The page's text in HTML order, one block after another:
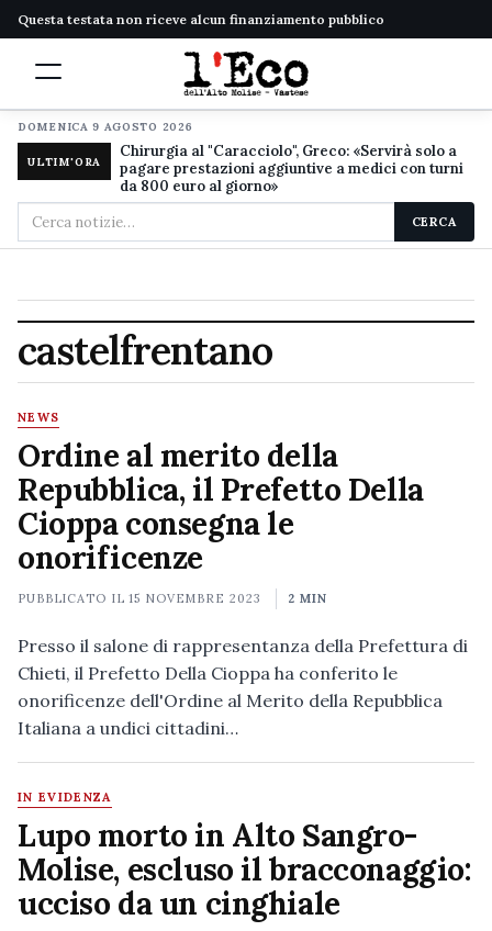
Questa testata non riceve alcun finanziamento pubblico
DOMENICA 9 AGOSTO 2026
ULTIM'ORA
Chirurgia al "Caracciolo", Greco: «Servirà solo a
pagare prestazioni aggiuntive a medici con turni
da 800 euro al giorno»
Cerca
nel
CERCA
castelfrentano
NEWS
Ordine al merito della
Repubblica, il Prefetto Della
Cioppa consegna le
onorificenze
PUBBLICATO IL15 NOVEMBRE 2023 2 MIN
Presso il salone di rappresentanza della Prefettura di
Chieti, il Prefetto Della Cioppa ha conferito le
onorificenze dell'Ordine al Merito della Repubblica
Italiana a undici cittadini…
IN EVIDENZA
Lupo morto in Alto Sangro-
Molise, escluso il bracconaggio:
ucciso da un cinghiale